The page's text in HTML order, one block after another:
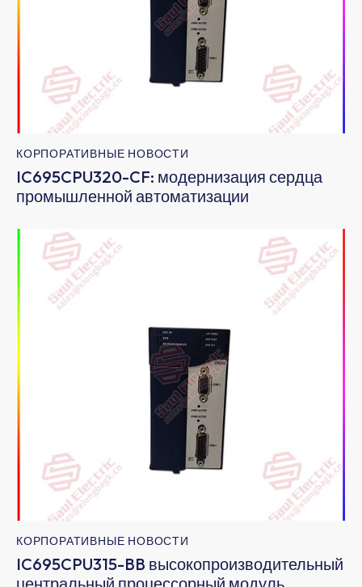
КОРПОРАТИВНЫЕ НОВОСТИ
IC695CPU320-CF: модернизация сердца
промышленной автоматизации
КОРПОРАТИВНЫЕ НОВОСТИ
IC695CPU315-BB высокопроизводительный